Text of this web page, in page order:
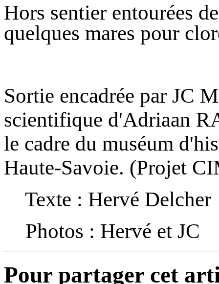
Hors sentier entourées
quelques mares pour
Sortie encadrée par JC
scientifique d'Adriaan
le cadre du muséum
Haute-Savoie. (Projet
Texte : Hervé Delcher
Photos : Hervé et JC
Pour partager cet